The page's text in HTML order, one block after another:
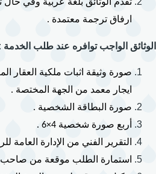
ارفاق ترجمة معتمدة .
الوثائق الواجب توافره عند طلب الخدمة
ايجار معمد من الجهة المختصة .
صورة البطاقة الشخصية .
أربع صورة شخصية 4×6 .
التقرير الفني من الإدارة العامة
استمارة الطلب موقعة من